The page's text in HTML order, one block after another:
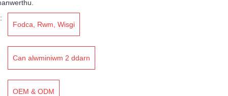
Fodca, Rwm, Wisgi
Can alwminiwm 2 ddarn
OEM & ODM